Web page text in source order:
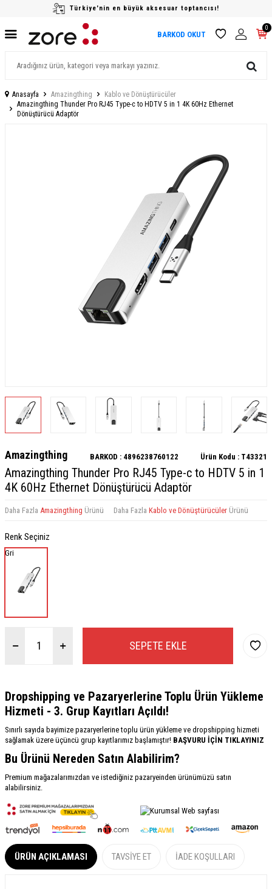
Türkiye'nin en büyük aksesuar toptancısı!
BARKOD OKUT
0
Anasayfa Amazingthing
Kablo ve Dönüştürücüler
Amazingthing Thunder Pro RJ45 Type-c to HDTV 5 in 1 4K 60Hz Ethernet
Dönüştürücü Adaptör
Amazingthing BARKOD : 4896238760122 Ürün Kodu : T43321
Amazingthing Thunder Pro RJ45 Type-c to HDTV 5 in 1
4K 60Hz Ethernet Dönüştürücü Adaptör
Daha Fazla Amazingthing Ürünü Daha Fazla Kablo ve Dönüştürücüler Ürünü
Renk Seçiniz
Gri
SEPETE EKLE
Dropshipping ve Pazaryerlerine Toplu Ürün Yükleme
Hizmeti - 3. Grup Kayıtları Açıldı!
Sınırlı sayıda bayimize pazaryerlerine toplu ürün yükleme ve dropshipping hizmeti
sağlamak üzere üçüncü grup kayıtlarımız başlamıştır! BAŞVURU İÇİN TIKLAYINIZ
Bu Ürünü Nereden Satın Alabilirim?
Premium mağazalarımızdan ve istediğiniz pazaryeinden ürünümüzü satın
alabilirsiniz.
ÜRÜN AÇIKLAMASI TAVSIYE ET İADE KOŞULLARI